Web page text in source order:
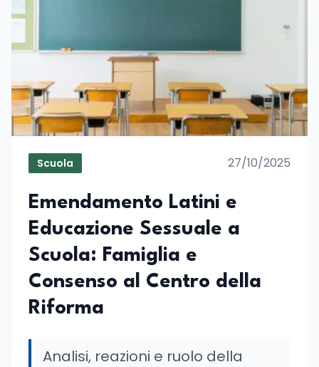
Scuola 27/10/2025
Emendamento Latini e
Educazione Sessuale a
Scuola: Famiglia e
Consenso al Centro della
Riforma
Analisi, reazioni e ruolo della